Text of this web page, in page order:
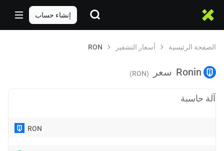
إنشاء حساب
الصفحة الرئيسية أسعار التشفير RON
Ronin سعر (RON)
آلة حاسبة
RON